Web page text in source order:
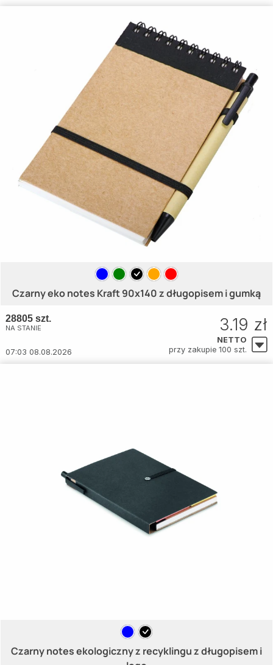
Czarny eko notes Kraft 90x140 z długopisem i gumką
28805 szt.
NA STANIE
07:03 08.08.2026
3.19 zł
NETTO
przy zakupie 100 szt.
Czarny notes ekologiczny z recyklingu z długopisem i